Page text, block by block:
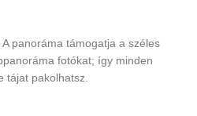
panoráma támogatja a széles
fotókat; így minden
tájat pakolhatsz.